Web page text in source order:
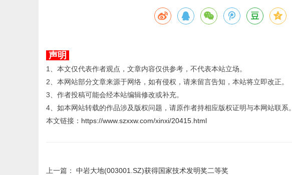
声明
1、本文仅代表作者观点，文章内容仅供参考，不代表本站立场。
2、本网站部分文章来源于网络，如有侵权，请来留言告知，本站将立即改正。
3、作者投稿可能会经本站编辑修改或补充。
4、如本网站转载的作品涉及版权问题，请原作者持相应版权证明与本网站联系。
本文链接： https://www.szxxw.com/xinxi/20415.html
上一篇： 中岩大地(003001.SZ)获得国家技术发明奖二等奖